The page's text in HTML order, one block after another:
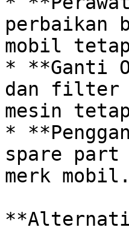
perbaikan
mobil tetap
* **Ganti
dan filter
mesin
*
spare part
merk mobil.